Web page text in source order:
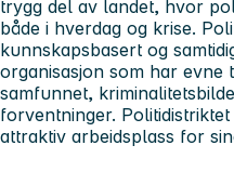
trygg del av landet, hvor
både i hverdag og krise.
kunnskapsbasert og
organisasjon som har evne
samfunnet,
forventninger.
attraktiv arbeidsplass for